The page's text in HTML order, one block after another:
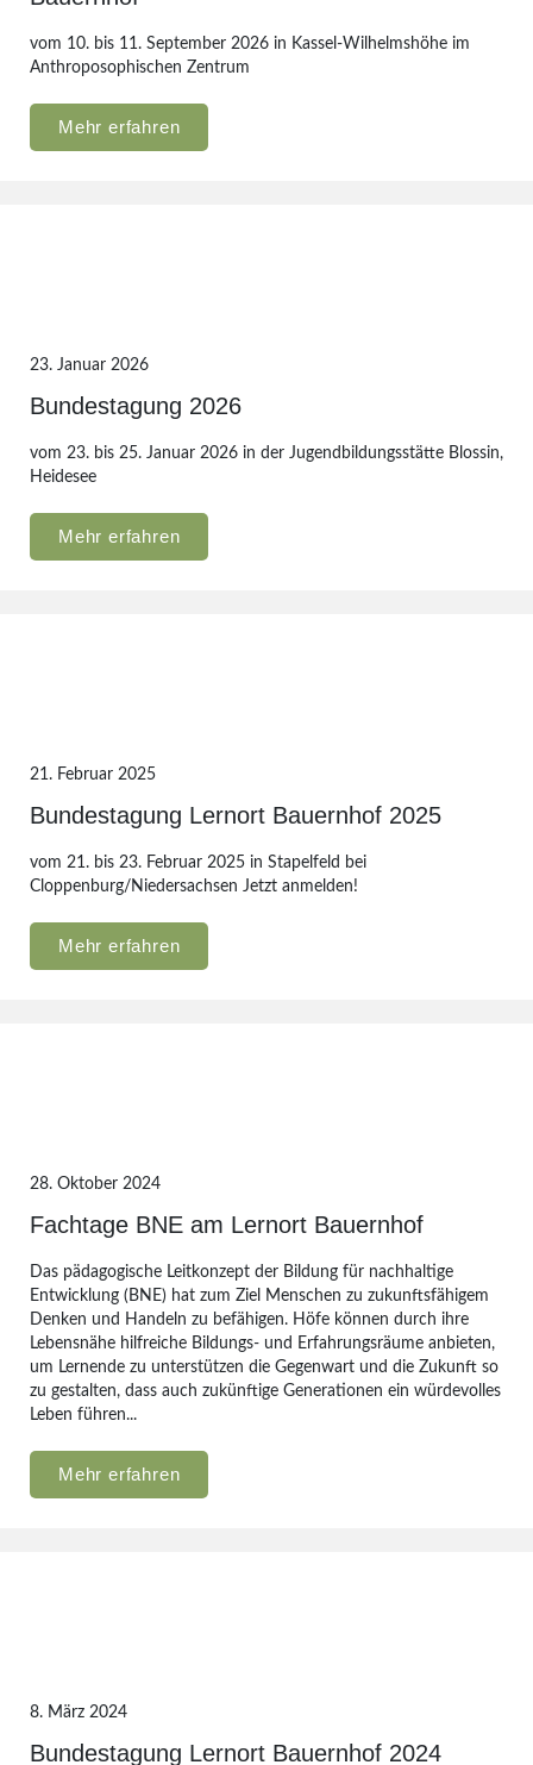
vom 10. bis 11. September 2026 in Kassel-Wilhelmshöhe im
Anthroposophischen Zentrum
Mehr erfahren
23. Januar 2026
Bundestagung 2026
vom 23. bis 25. Januar 2026 in der Jugendbildungsstätte Blossin,
Heidesee
Mehr erfahren
21. Februar 2025
Bundestagung Lernort Bauernhof 2025
vom 21. bis 23. Februar 2025 in Stapelfeld bei
Cloppenburg/Niedersachsen Jetzt anmelden!
Mehr erfahren
28. Oktober 2024
Fachtage BNE am Lernort Bauernhof
Das pädagogische Leitkonzept der Bildung für nachhaltige
Entwicklung (BNE) hat zum Ziel Menschen zu zukunftsfähigem
Denken und Handeln zu befähigen. Höfe können durch ihre
Lebensnähe hilfreiche Bildungs- und Erfahrungsräume anbieten,
um Lernende zu unterstützen die Gegenwart und die Zukunft so
zu gestalten, dass auch zukünftige Generationen ein würdevolles
Leben führen...
Mehr erfahren
8. März 2024
Bundestagung Lernort Bauernhof 2024